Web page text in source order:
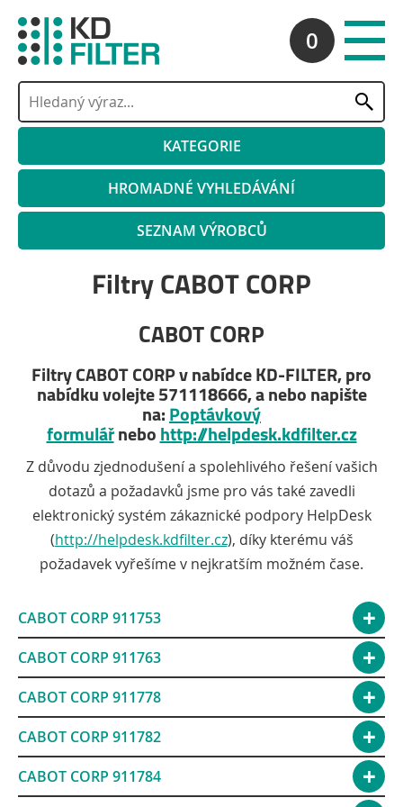
0
KATEGORIE
HROMADNÉ VYHLEDÁVÁNÍ
SEZNAM VÝROBCŮ
Filtry CABOT CORP
CABOT CORP
Filtry CABOT CORP v nabídce KD-FILTER, pro
nabídku volejte 571118666, a nebo napište
na: Poptávkový
formulářnebo http://helpdesk.kdfilter.cz
Z důvodu zjednodušení a spolehlivého řešení vašich
dotazů a požadavků jsme pro vás také zavedli
elektronický systém zákaznické podpory HelpDesk
(http://helpdesk.kdfilter.cz), díky kterému váš
požadavek vyřešíme v nejkratším možném čase.
CABOT CORP 911753
CABOT CORP 911763
CABOT CORP 911778
CABOT CORP 911782
CABOT CORP 911784